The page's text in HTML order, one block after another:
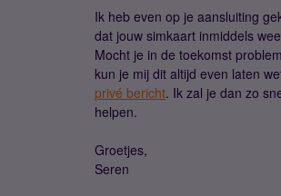
Ik heb even op je aansluiting
dat jouw simkaart inmiddels
Mocht je in de toekomst
kun je mij dit altijd even laten
privé bericht. Ik zal je dan zo
helpen.
Groetjes,
Seren